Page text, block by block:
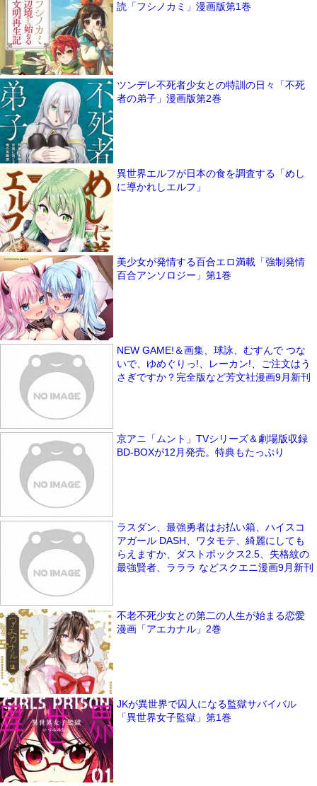
読「フシノカミ」漫画版第1巻
ツンデレ不死者少女との特訓の日々「不死
者の弟子」漫画版第2巻
異世界エルフが日本の食を調査する「めし
に導かれしエルフ」
美少女が発情する百合エロ満載「強制発情
百合アンソロジー」第1巻
NEW GAME!＆画集、球詠、むすんで つな
いで、ゆめぐりっ!、レーカン!、ご注文はう
さぎですか？完全版など芳文社漫画9月新刊
京アニ「ムント」TVシリーズ＆劇場版収録
BD-BOXが12月発売。特典もたっぷり
ラスダン、最強勇者はお払い箱、ハイスコ
アガール DASH、ワタモテ、綺麗にしても
らえますか、ダストボックス2.5、失格紋の
最強賢者、ラララ などスクエニ漫画9月新刊
不老不死少女との第二の人生が始まる恋愛
漫画「アエカナル」2巻
JKが異世界で囚人になる監獄サバイバル
「異世界女子監獄」第1巻